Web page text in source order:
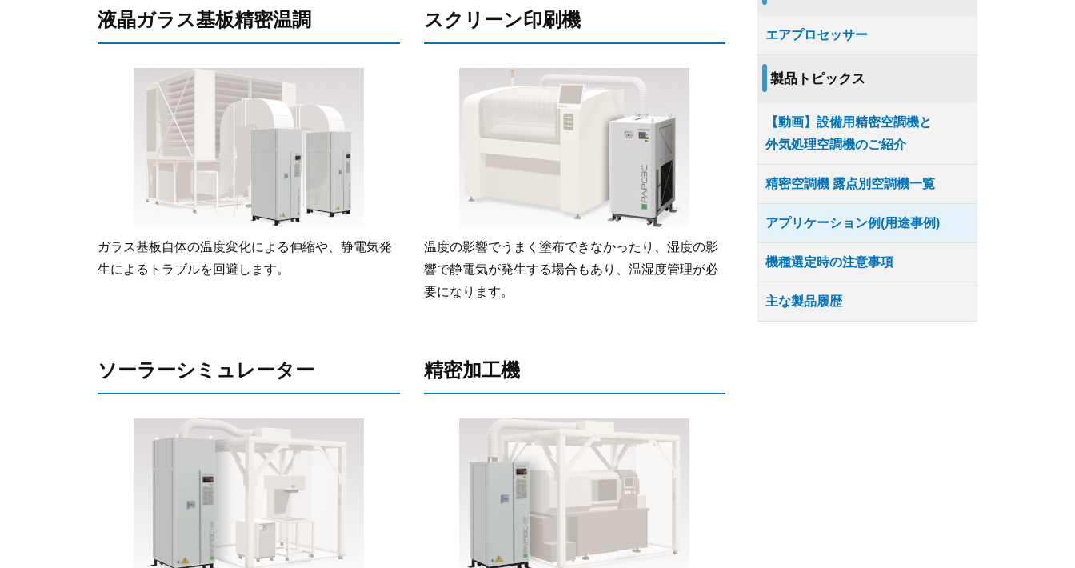
液晶ガラス基板精密温調
ガラス基板自体の温度変化による伸縮や、静電気発
生によるトラブルを回避します。
スクリーン印刷機
温度の影響でうまく塗布できなかったり、湿度の影
響で静電気が発生する場合もあり、温湿度管理が必
要になります。
ソーラーシミュレーター 精密加工機
エアプロセッサー
製品トピックス
【動画】設備用精密空調機と
外気処理空調機のご紹介
精密空調機 露点別空調機一覧
アプリケーション例(用途事例)
機種選定時の注意事項
主な製品履歴